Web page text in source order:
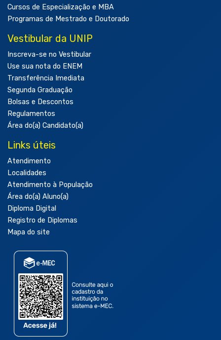
Cursos de Especialização e MBA
Programas de Mestrado e Doutorado
Vestibular da UNIP
Inscreva-se no Vestibular
Use sua nota do ENEM
Transferência Imediata
Segunda Graduação
Bolsas e Descontos
Regulamentos
Área do(a) Candidato(a)
Links úteis
Atendimento
Localidades
Atendimento à População
Área do(a) Aluno(a)
Diploma Digital
Registro de Diplomas
Mapa do site